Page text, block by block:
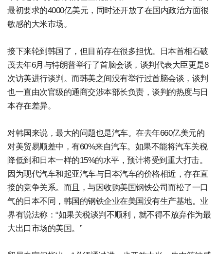
最初要求的4000亿美元，同时还开放了在国内政治方面很
敏感的大米市场。
接下来轮到韩国了，但目前存在很多担忧。日本首相石破
茂去年6月与特朗普举行了首脑会谈，谈判代表大臣更是8
次访美进行谈判。而韩美之间没有举行过首脑会谈，谈判
也一直由次官级的通商交涉本部长负责，谈判的热度与日
本存在差异。
对韩国来说，最大的问题也是汽车。在去年660亿美元的
对美贸易顺差中，有60%来自汽车。如果不能将汽车关税
降低到和日本一样的15%的水平，预计将受到重大打击。
因为现代汽车和起亚汽车与日本汽车的价格相近，存在直
接的竞争关系。而且，与因收购美国钢铁公司而松了一口
气的日本不同，韩国的钢铁企业在美国没有生产基地。业
界有说法称：“如果关税谈判不顺利，就不得不放弃作为最
大出口市场的美国。”